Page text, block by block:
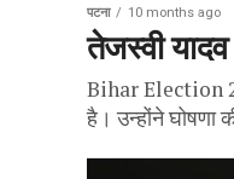
पटना 10 months ago
तेजस्वी
Bihar Election
है। उन्होंने घोषणा